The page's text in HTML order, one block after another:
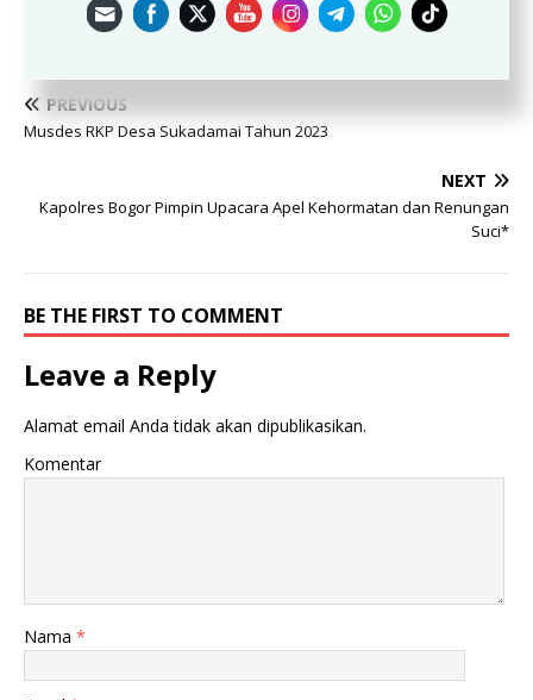
PREVIOUS
Musdes RKP Desa Sukadamai Tahun 2023
NEXT
Kapolres Bogor Pimpin Upacara Apel Kehormatan dan Renungan
Suci*
BE THE FIRST TO COMMENT
Leave a Reply
Alamat email Anda tidak akan dipublikasikan.
Komentar
Nama *